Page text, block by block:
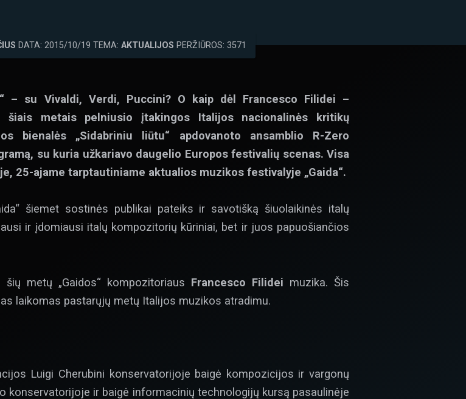
DATA: 2015/10/19 TEMA: AKTUALIJOS PERŽIŪROS: 3571
– su Vivaldi, Verdi, Puccini? O kaip dėl Francesco Filidei –
šiais metais pelniusio įtakingos Italijos nacionalinės kritikų
bienalės „Sidabriniu liūtu“ apdovanoto ansamblio R-Zero
su kuria užkariavo daugelio Europos festivalių scenas. Visa
25-ajame tarptautiniame aktualios muzikos festivalyje „Gaida“.
šiemet sostinės publikai pateiks ir savotišką šiuolaikinės italų
ir įdomiausi italų kompozitorių kūriniai, bet ir juos papuošiančios
metų „Gaidos“ kompozitoriaus Francesco Filidei muzika. Šis
laikomas pastarųjų metų Italijos muzikos atradimu.
Luigi Cherubini konservatorijoje baigė kompozicijos ir vargonų
konservatorijoje ir baigė informacinių technologijų kursą pasaulinėje